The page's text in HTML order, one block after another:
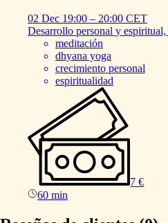
02 Dec 19:00 – 20:00 CET
Desarrollo personal y espiritual,
meditación
dhyana yoga
crecimiento personal
espiritualidad
7 €
60 min